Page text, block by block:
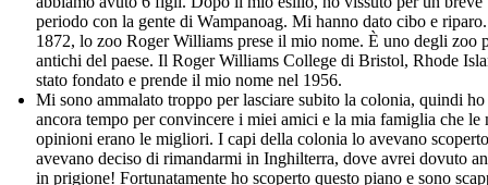
periodo con la gente di Wampanoag. Mi hanno dato cibo e
1872, lo zoo Roger Williams prese il mio nome. È uno degli zoo
antichi del paese. Il Roger Williams College di Bristol, Rhode
stato fondato e prende il mio nome nel 1956.
Mi sono ammalato troppo per lasciare subito la colonia, quindi
ancora tempo per convincere i miei amici e la mia famiglia che le
opinioni erano le migliori. I capi della colonia lo avevano
avevano deciso di rimandarmi in Inghilterra, dove avrei dovuto
in prigione! Fortunatamente ho scoperto questo piano e sono